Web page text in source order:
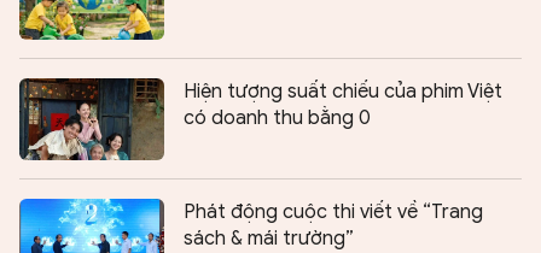
Hiện tượng suất chiếu của phim Việt
có doanh thu bằng 0
Phát động cuộc thi viết về “Trang
sách & mái trường”